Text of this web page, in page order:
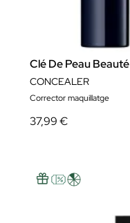
Clé De Peau Beauté
CONCEALER
Corrector maquillatge
37,99 €